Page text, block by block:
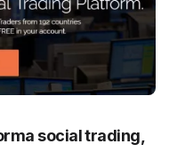
social trading,